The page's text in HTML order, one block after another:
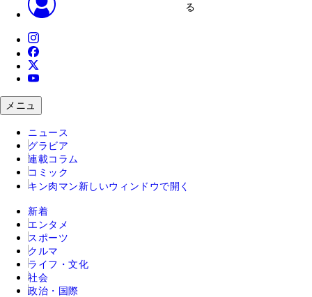
る
メニュ
ニュース
グラビア
連載コラム
コミック
キン肉マン 新しいウィンドウで開く
新着
エンタメ
スポーツ
クルマ
ライフ・文化
社会
政治・国際